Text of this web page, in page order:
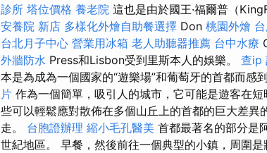
診所 塔位價格 養老院 這也是由於國王·福爾普（
安養院 新店 多樣化外燴自助餐選擇 Don 桃園外燴
台北月子中心 營業用冰箱 老人助聽器推薦 台中水療
外牆防水 Press和Lisbon受到里斯本人的娛樂。 查ip
本是為成為一個國家的“遊樂場”和葡萄牙的首都而感
片 作為一個簡單，吸引人的城市，它可能是遊客在
些可以輕鬆應對散佈在多個山丘上的首都的巨大差
走。 台胞證辦理 縮小毛孔醫美 首都最著名的部分是
世紀地區。 早餐，然後前往一個典型的小鎮，周圍是